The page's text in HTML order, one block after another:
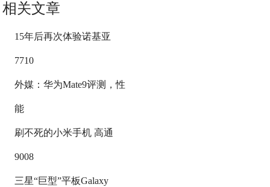
相关文章
15年后再次体验诺基亚
7710
外媒：华为Mate9评测，性
能
刷不死的小米手机 高通
9008
三星“巨型”平板Galaxy